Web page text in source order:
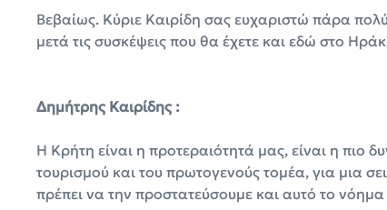
Βεβαίως. Κύριε Καιρίδη σας ευχαριστώ πάρα
μετά τις συσκέψεις που θα έχετε και εδώ στο
Δημήτρης Καιρίδης :
Η Κρήτη είναι η προτεραιότητά μας, είναι η πιο
τουρισμού και του πρωτογενούς τομέα, για μια
πρέπει να την προστατεύσουμε και αυτό το